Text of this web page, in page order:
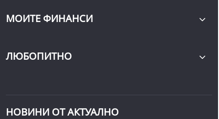
МОИТЕ ФИНАНСИ
ЛЮБОПИТНО
НОВИНИ ОТ АКТУАЛНО